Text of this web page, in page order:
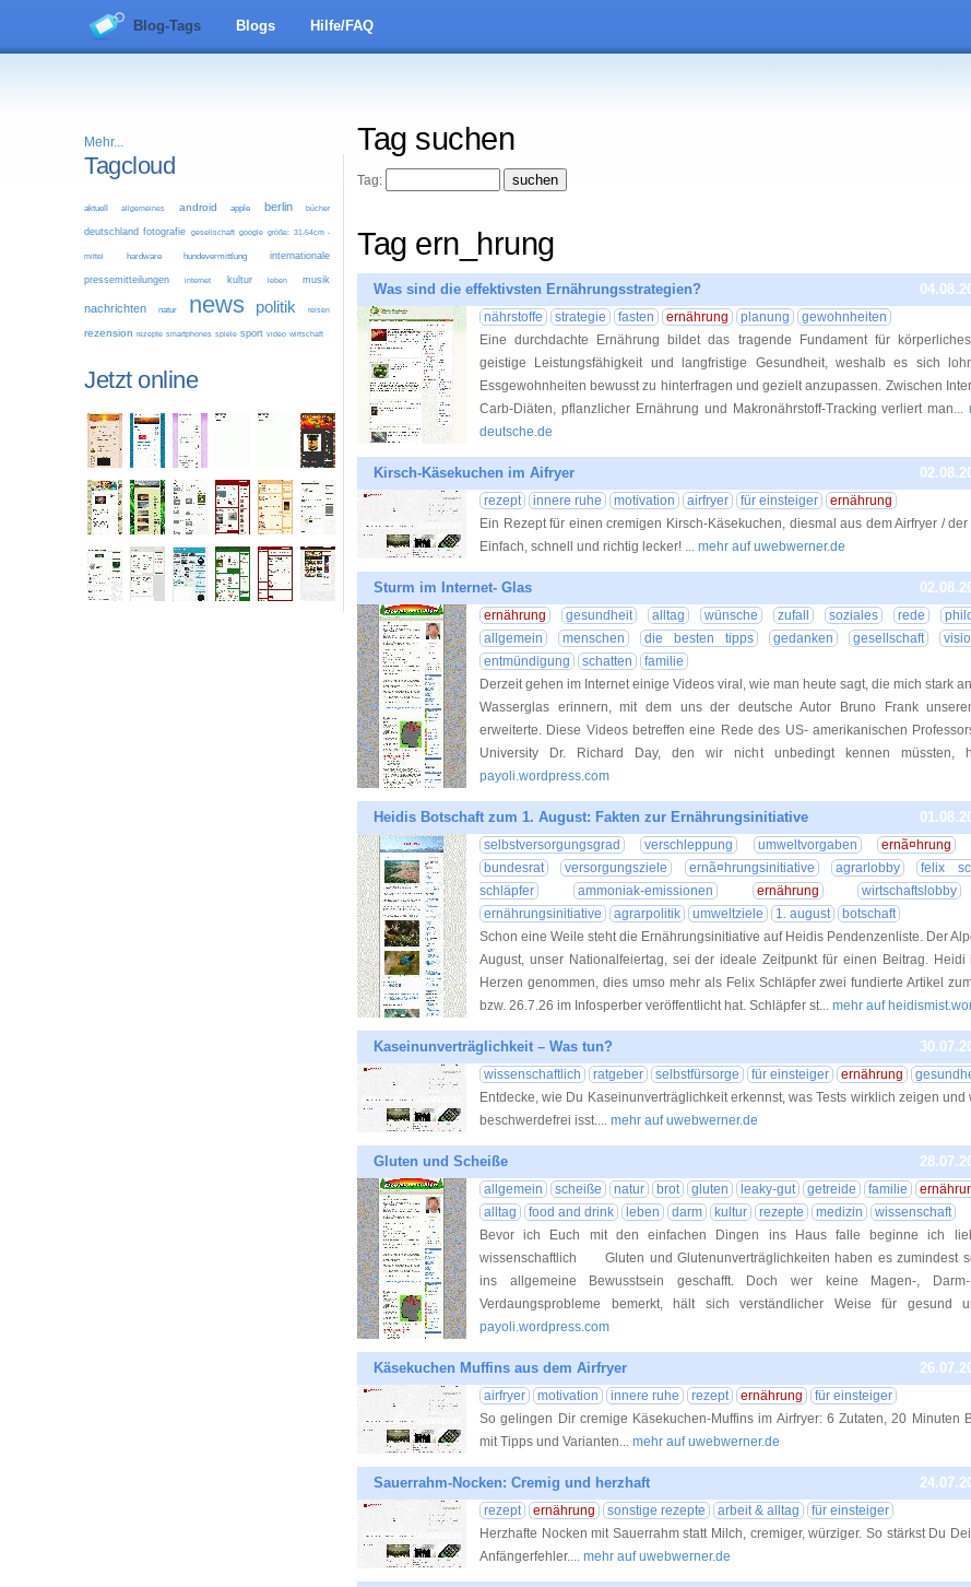
Blog-Tags Blogs Hilfe/FAQ
Mehr...
Tagcloud
aktuell allgemeines android apple berlin bücher
deutschland fotografie gesellschaft google größe: 31-54cm -
mittel hardware hundevermittlung internationale
pressemitteilungen internet kultur leben musik
nachrichten natur news politik reisen
rezension rezepte smartphones spiele sport video wirtschaft
Jetzt online
Tag suchen
Tag:
Tag ern_hrung
Was sind die effektivsten Ernährungsstrategien?
nährstoffe strategie fasten ernährung planung
gewohnheiten
Eine durchdachte Ernährung bildet das tragende Fundament für
geistige Leistungsfähigkeit und langfristige Gesundheit, weshalb es sich
Essgewohnheiten bewusst zu hinterfragen und gezielt anzupassen. Zwischen
Carb-Diäten, pflanzlicher Ernährung und Makronährstoff-Tracking verliert man...
deutsche.de
Kirsch-Käsekuchen im Aifryer
rezept innere ruhe motivation airfryer für einsteiger
ernährung
Ein Rezept für einen cremigen Kirsch-Käsekuchen, diesmal aus dem Airfryer /
Einfach, schnell und richtig lecker! ... mehr auf uwebwerner.de
Sturm im Internet- Glas
ernährung gesundheit alltag wünsche zufall soziales rede
allgemein
menschen die besten tipps gedanken gesellschaft
entmündigung
schatten
familie
Derzeit gehen im Internet einige Videos viral, wie man heute sagt, die mich stark
Wasserglas erinnern, mit dem uns der deutsche Autor Bruno Frank
erweiterte. Diese Videos betreffen eine Rede des US- amerikanischen
University Dr. Richard Day, den wir nicht unbedingt kennen müssten,
payoli.wordpress.com
Heidis Botschaft zum 1. August: Fakten zur Ernährungsinitiative
selbstversorgungsgrad verschleppung umweltvorgaben ernã¤hrung
bundesrat
versorgungsziele ernã¤hrungsinitiative agrarlobby felix
schläpfer
ammoniak-emissionen ernährung wirtschaftslobby
ernährungsinitiative
agrarpolitik umweltziele 1. august
botschaft
Schon eine Weile steht die Ernährungsinitiative auf Heidis Pendenzenliste. Der
August, unser Nationalfeiertag, sei der ideale Zeitpunkt für einen Beitrag. Heidi
Herzen genommen, dies umso mehr als Felix Schläpfer zwei fundierte Artikel
bzw. 26.7.26 im Infosperber veröffentlicht hat. Schläpfer st... mehr auf
Kaseinunverträglichkeit – Was tun?
wissenschaftlich ratgeber selbstfürsorge für einsteiger ernährung
Entdecke, wie Du Kaseinunverträglichkeit erkennst, was Tests wirklich zeigen und
beschwerdefrei isst.... mehr auf uwebwerner.de
Gluten und Scheiße
allgemein scheiße natur brot gluten leaky-gut getreide familie
alltag
food and drink leben darm kultur rezepte medizin
wissenschaft
Bevor ich Euch mit den einfachen Dingen ins Haus falle beginne ich
wissenschaftlich Gluten und Glutenunverträglichkeiten haben es zumindest
ins allgemeine Bewusstsein geschafft. Doch wer keine Magen-,
Verdaungsprobleme bemerkt, hält sich verständlicher Weise für gesund
payoli.wordpress.com
Käsekuchen Muffins aus dem Airfryer
airfryer motivation innere ruhe rezept ernährung
für einsteiger
So gelingen Dir cremige Käsekuchen-Muffins im Airfryer: 6 Zutaten, 20 Minuten
mit Tipps und Varianten... mehr auf uwebwerner.de
Sauerrahm-Nocken: Cremig und herzhaft
rezept ernährung sonstige rezepte arbeit & alltag
für einsteiger
Herzhafte Nocken mit Sauerrahm statt Milch, cremiger, würziger. So stärkst Du
Anfängerfehler.... mehr auf uwebwerner.de